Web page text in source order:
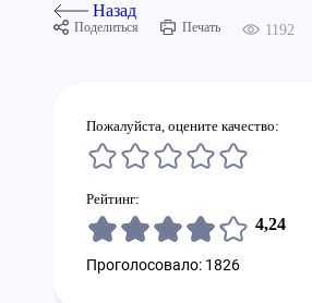
Назад
Поделиться Печать 1192
Пожалуйста, оцените качество:
Рейтинг:
4,24
Проголосовало: 1826